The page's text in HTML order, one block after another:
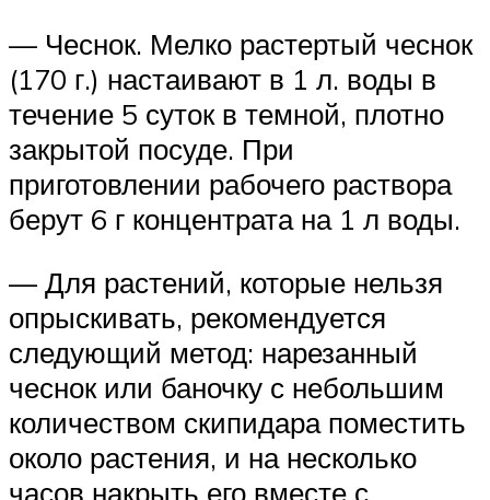
— Чеснок. Мелко растертый чеснок
(170 г.) настаивают в 1 л. воды в
течение 5 суток в темной, плотно
закрытой посуде. При
приготовлении рабочего раствора
берут 6 г концентрата на 1 л воды.
— Для растений, которые нельзя
опрыскивать, рекомендуется
следующий метод: нарезанный
чеснок или баночку с небольшим
количеством скипидара поместить
около растения, и на несколько
часов накрыть его вместе с